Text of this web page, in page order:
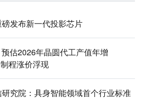
发布新一代投影芯片
估2026年晶圆代工产值年增
程涨价浮现
究院：具身智能领域首个行业标准